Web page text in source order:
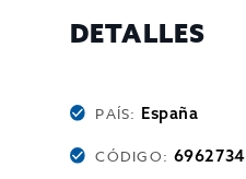
DETALLES
PAÍS: España
CÓDIGO: 6962734